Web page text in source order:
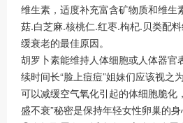
维生素，适度补充富含矿物质和维生
菇.白芝麻.核桃仁.红枣.枸杞.贝类配
缓衰老的最佳原因。
胡罗卜素能维持人体细胞或人体器官
续时间长“脸上痘痘”姐妹们应该视之
可以减缓空气氧化引起的体细胞脆化
盛不衰”秘密是保持年轻女性卵巢的身